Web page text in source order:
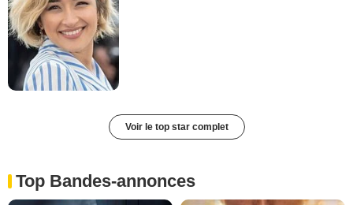
Voir le top star complet
Top Bandes-annonces